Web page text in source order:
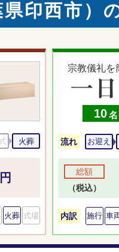
印西市）
火葬
火葬 式場
宗教儀礼を
10名
流れ お迎え
総額
（税込）
内訳 施行 車